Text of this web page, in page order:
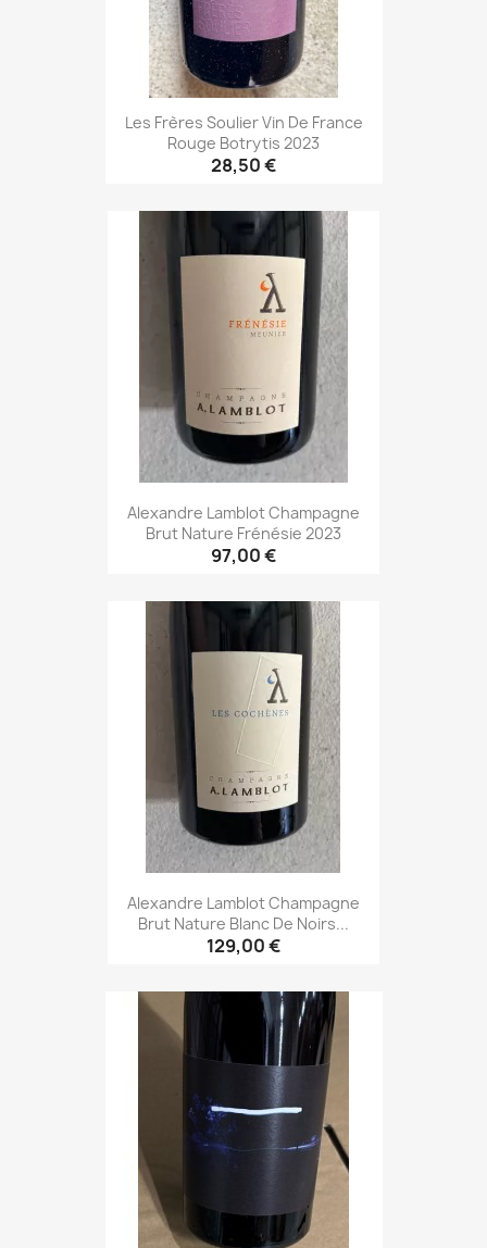
Les Frères Soulier Vin De France
Rouge Botrytis 2023
28,50 €
Alexandre Lamblot Champagne
Brut Nature Frénésie 2023
97,00 €
Alexandre Lamblot Champagne
Brut Nature Blanc De Noirs...
129,00 €